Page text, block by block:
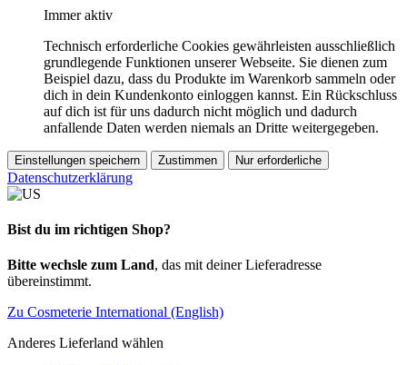
Immer aktiv
Technisch erforderliche Cookies gewährleisten ausschließlich
grundlegende Funktionen unserer Webseite. Sie dienen zum
Beispiel dazu, dass du Produkte im Warenkorb sammeln oder
dich in dein Kundenkonto einloggen kannst. Ein Rückschluss
auf dich ist für uns dadurch nicht möglich und dadurch
anfallende Daten werden niemals an Dritte weitergegeben.
Einstellungen speichern Zustimmen Nur erforderliche
Datenschutzerklärung
Bist du im richtigen Shop?
Bitte wechsle zum Land, das mit deiner Lieferadresse
übereinstimmt.
Zu Cosmeterie International (English)
Anderes Lieferland wählen